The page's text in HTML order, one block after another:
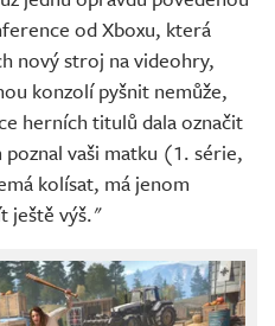
od Xboxu, která
nový stroj na videohry,
konzolí pyšnit nemůže,
herních titulů dala označit
vaši matku (1. série,
kolísat, má jenom
ještě výš."